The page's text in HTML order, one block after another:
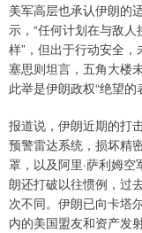
美军高层也承认伊朗的
示，“任何计划在与敌
样”，但出于行动安全
塞思则坦言，五角大楼
此举是伊朗政权“绝望的
报道说，伊朗近期的打
预警雷达系统，损坏精
罩，以及阿里·萨利姆
朗还打破以往惯例，过
次不同。伊朗已向卡塔
内的美国盟友和资产发